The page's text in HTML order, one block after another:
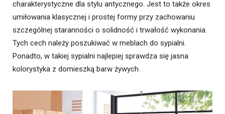
charakterystyczne dla stylu antycznego. Jest to także okres
umiłowania klasycznej i prostej formy przy zachowaniu
szczególnej staranności o solidność i trwałość wykonania.
Tych cech należy poszukiwać w meblach do sypialni.
Ponadto, w takiej sypialni najlepiej sprawdza się jasna
kolorystyka z domieszką barw żywych.